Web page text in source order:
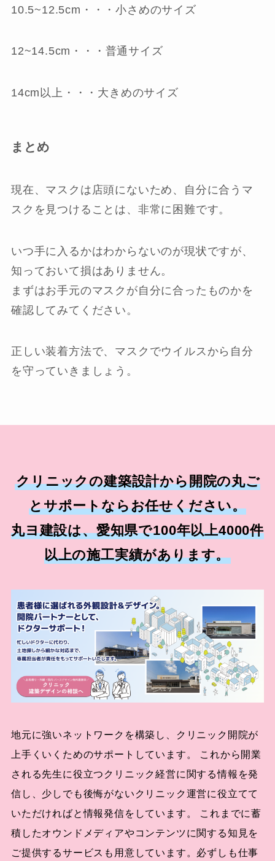
10.5~12.5cm・・・小さめのサイズ
12~14.5cm・・・普通サイズ
14cm以上・・・大きめのサイズ
まとめ
現在、マスクは店頭にないため、自分に合うマ
スクを見つけることは、非常に困難です。
いつ手に入るかはわからないのが現状ですが、
知っておいて損はありません。
まずはお手元のマスクが自分に合ったものかを
確認してみてください。
正しい装着方法で、マスクでウイルスから自分
を守っていきましょう。
クリニックの建築設計から開院の丸ご
とサポートならお任せください。
丸ヨ建設は、愛知県で100年以上4000件
以上の施工実績があります。
地元に強いネットワークを構築し、クリニック開院が
上手くいくためのサポートしています。 これから開業
される先生に役立つクリニック経営に関する情報を発
信し、少しでも後悔がないクリニック運営に役立てて
いただければと情報発信をしています。 これまでに蓄
積したオウンドメディアやコンテンツに関する知見を
ご提供するサービスも用意しています。必ずしも仕事